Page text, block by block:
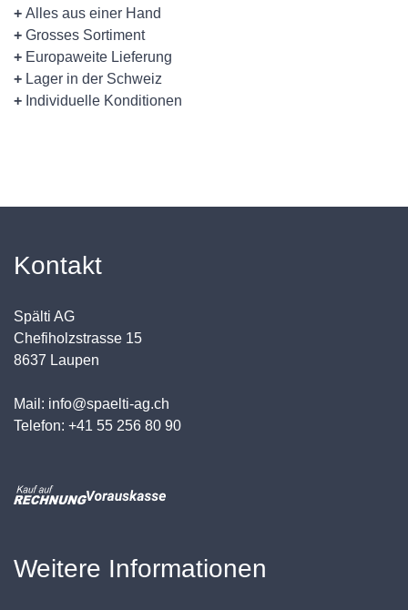
+ Alles aus einer Hand
+ Grosses Sortiment
+ Europaweite Lieferung
+ Lager in der Schweiz
+ Individuelle Konditionen
Kontakt
Spälti AG
Chefiholzstrasse 15
8637 Laupen
Mail: info@spaelti-ag.ch
Telefon: +41 55 256 80 90
Weitere Informationen